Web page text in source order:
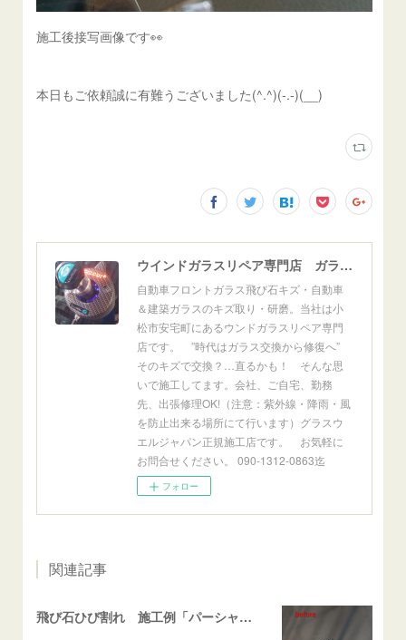
施工後接写画像です👀
本日もご依頼誠に有難うございました(^.^)(-.-)(__)
ウインドガラスリペア専門店 ガラスリペア・ヨシダ グラスウェルドジャパン 正規施工店 小松市
自動車フロントガラス飛び石キズ・自動車
＆建築ガラスのキズ取り・研磨。当社は小
松市安宅町にあるウンドガラスリペア専門
店です。 ”時代はガラス交換から修復へ”
そのキズで交換？…直るかも！ そんな思
いで施工してます。会社、ご自宅、勤務
先、出張修理OK!（注意：紫外線・降雨・風
を防止出来る場所にて行います）グラスウ
エルジャパン正規施工店です。 お気軽に
お問合せください。 090-1312-0863迄
フォロー
関連記事
飛び石ひび割れ 施工例「パーシャル系・衝撃点範囲ハマカケ」エスティマ